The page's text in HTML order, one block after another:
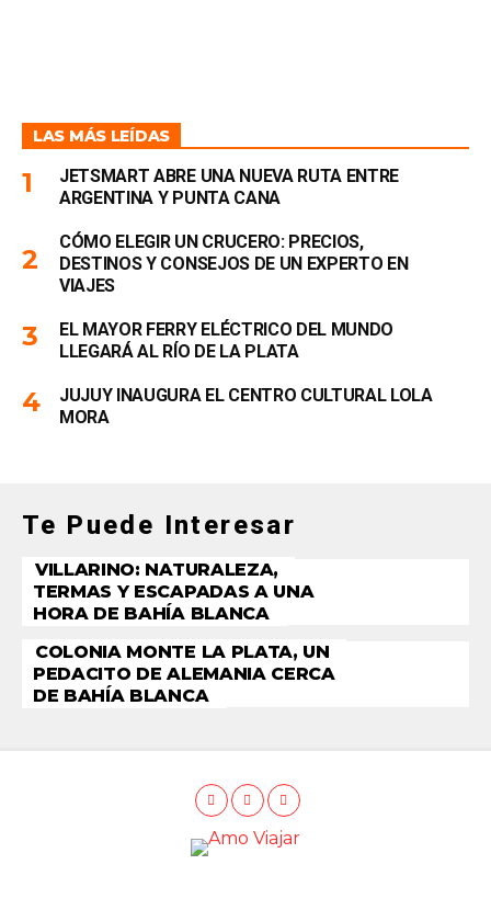
LAS MÁS LEÍDAS
JETSMART ABRE UNA NUEVA RUTA ENTRE
ARGENTINA Y PUNTA CANA
CÓMO ELEGIR UN CRUCERO: PRECIOS,
DESTINOS Y CONSEJOS DE UN EXPERTO EN
VIAJES
EL MAYOR FERRY ELÉCTRICO DEL MUNDO
LLEGARÁ AL RÍO DE LA PLATA
JUJUY INAUGURA EL CENTRO CULTURAL LOLA
MORA
Te Puede Interesar
VILLARINO: NATURALEZA,
TERMAS Y ESCAPADAS A UNA
HORA DE BAHÍA BLANCA
COLONIA MONTE LA PLATA, UN
PEDACITO DE ALEMANIA CERCA
DE BAHÍA BLANCA